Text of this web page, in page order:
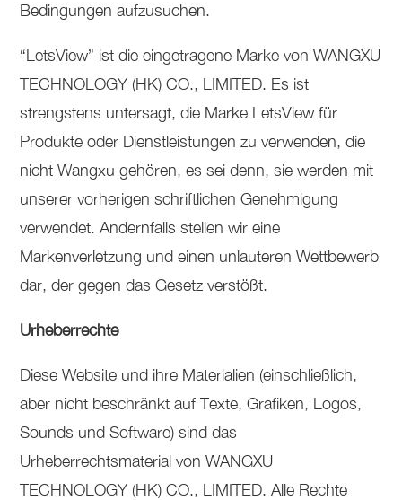
Bedingungen aufzusuchen.
“LetsView” ist die eingetragene Marke von WANGXU
TECHNOLOGY (HK) CO., LIMITED. Es ist
strengstens untersagt, die Marke LetsView für
Produkte oder Dienstleistungen zu verwenden, die
nicht Wangxu gehören, es sei denn, sie werden mit
unserer vorherigen schriftlichen Genehmigung
verwendet. Andernfalls stellen wir eine
Markenverletzung und einen unlauteren Wettbewerb
dar, der gegen das Gesetz verstößt.
Urheberrechte
Diese Website und ihre Materialien (einschließlich,
aber nicht beschränkt auf Texte, Grafiken, Logos,
Sounds und Software) sind das
Urheberrechtsmaterial von WANGXU
TECHNOLOGY (HK) CO., LIMITED. Alle Rechte